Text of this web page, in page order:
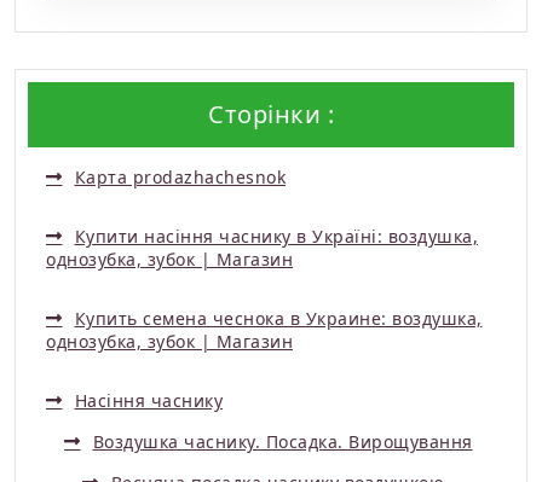
Сторінки :
Карта prodazhachesnok
Купити насіння часнику в Україні: воздушка,
однозубка, зубок | Магазин
Купить семена чеснока в Украине: воздушка,
однозубка, зубок | Магазин
Насіння часнику
Воздушка часнику. Посадка. Вирощування